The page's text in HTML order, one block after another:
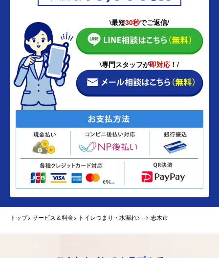
\最短30秒でご返信/
\専門スタッフが即対応 ！/
トップ> サービス＆料金> トイレつまり・水漏れ> --> 志木市